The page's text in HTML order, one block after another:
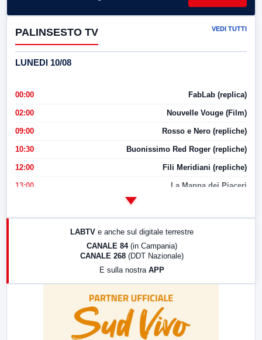
PALINSESTO TV VEDI TUTTI
LUNEDI 10/08
00:00 FabLab (replica)
02:00 Nouvelle Vouge (Film)
09:00 Rosso e Nero (repliche)
10:30 Buonissimo Red Roger (repliche)
12:00 Fili Meridiani (repliche)
13:00 La Mappa dei Piaceri
LABTV e anche sul digitale terrestre
CANALE 84 (in Campania)
CANALE 268 (DDT Nazionale)
E sulla nostra APP